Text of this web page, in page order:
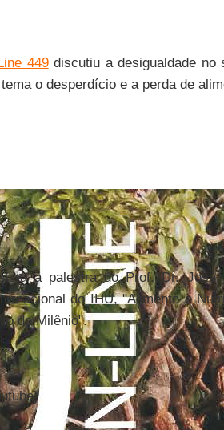
449discutiu a desigualdade no
o desperdício e a perda de
à palestra do Prof. Dr. José
do IHU, "Alimento e
do Milênio".